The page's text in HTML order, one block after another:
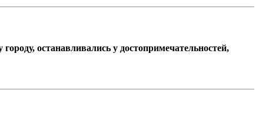
останавливались у достопримечательностей,